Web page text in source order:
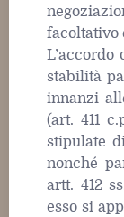
facoltativo
stabilità
innanzi
(art. 411
stipulate
nonché
artt. 412
esso si